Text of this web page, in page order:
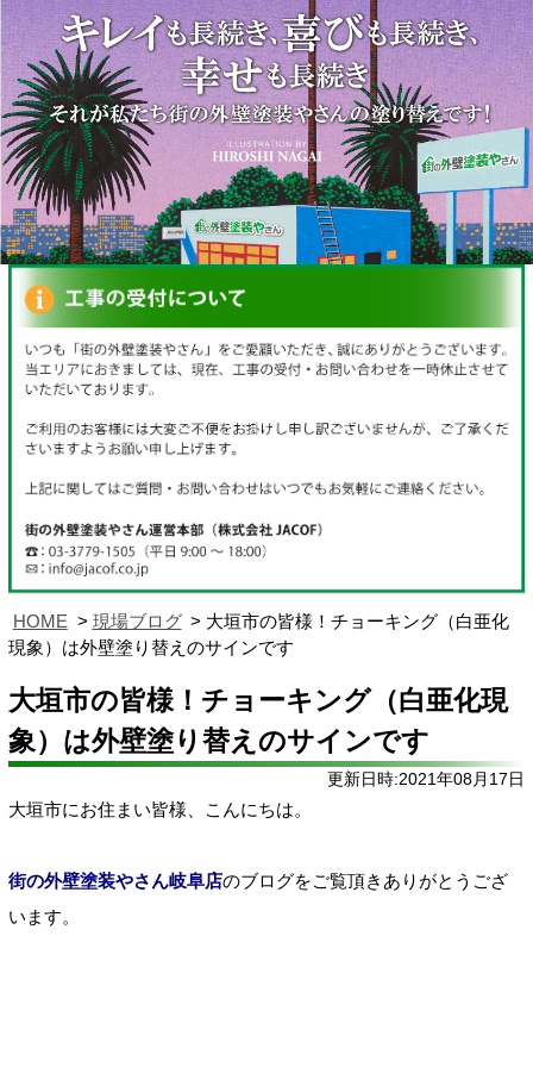
HOME 現場ブログ
大垣市の皆様！チョーキング（白亜化
現象）は外壁塗り替えのサインです
大垣市の皆様！チョーキング（白亜化現
象）は外壁塗り替えのサインです
更新日時:2021年08月17日
大垣市にお住まい皆様、こんにちは。
街の外壁塗装やさん岐阜店のブログをご覧頂きありがとうござ
います。